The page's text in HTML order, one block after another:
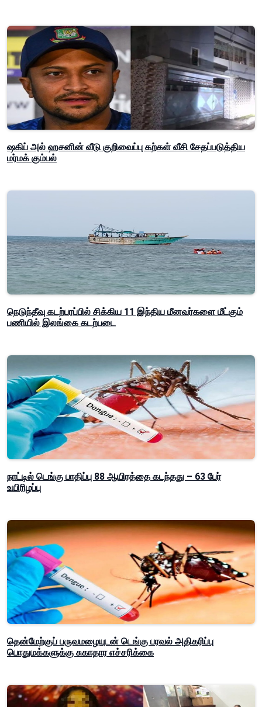
ஷகிப் அல் ஹசனின் வீடு குறிவைப்பு கற்கள் வீசி சேதப்படுத்திய
மர்மக் கும்பல்
நெடுந்தீவு கடற்பரப்பில் சிக்கிய 11 இந்திய மீனவர்களை மீட்கும்
பணியில் இலங்கை கடற்படை
நாட்டில் டெங்கு பாதிப்பு 88 ஆயிரத்தை கடந்தது – 63 பேர்
உயிரிழப்பு
தென்மேற்குப் பருவமழையுடன் டெங்கு பரவல் அதிகரிப்பு
பொதுமக்களுக்கு சுகாதார எச்சரிக்கை